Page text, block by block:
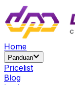
Home
Panduan
Pricelist
Blog